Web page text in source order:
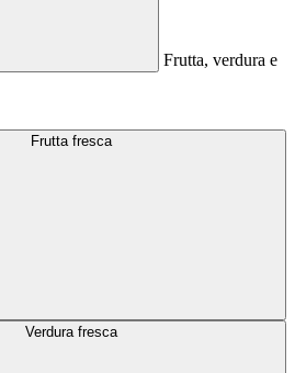
Frutta, verdura e
Frutta fresca
Verdura fresca